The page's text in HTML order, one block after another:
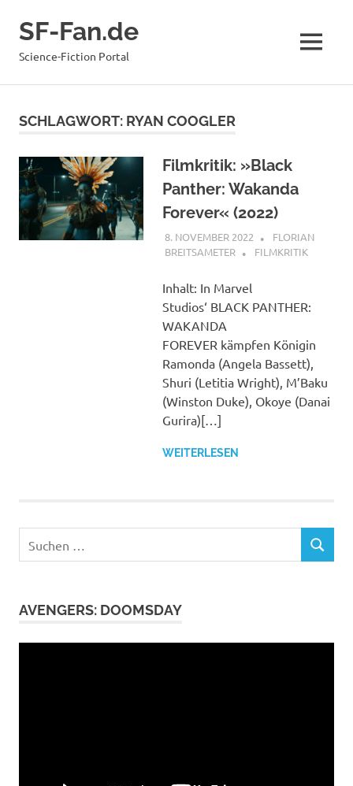
InhaltSF-Fan.de
Science-Fiction Portal MENÜ
SCHLAGWORT: RYAN COOGLER
Filmkritik: »Black
Panther: Wakanda
Forever« (2022)
8. NOVEMBER 2022
FLORIAN
BREITSAMETER
FILMKRITIK
Inhalt: In Marvel
Studios‘ BLACK PANTHER:
WAKANDA
FOREVER kämpfen Königin
Ramonda (Angela Bassett),
Shuri (Letitia Wright), M’Baku
(Winston Duke), Okoye (Danai
Gurira)[…]
WEITERLESEN
nach:
SUCHEN
AVENGERS: DOOMSDAY